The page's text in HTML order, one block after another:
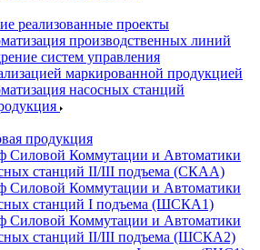
реализованные проекты
производственных линий
систем управления
маркированной продукцией
насосных станций
продукция
Силовой Коммутации и Автоматики
станций II/III подъема (СКАА)
Силовой Коммутации и Автоматики
станций I подъема (ШСКА1)
Силовой Коммутации и Автоматики
станций II/III подъема (ШСКА2)